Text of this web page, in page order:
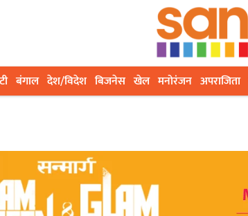
बंगाल देश/विदेश बिजनेस खेल मनोरंजन अपराजिता